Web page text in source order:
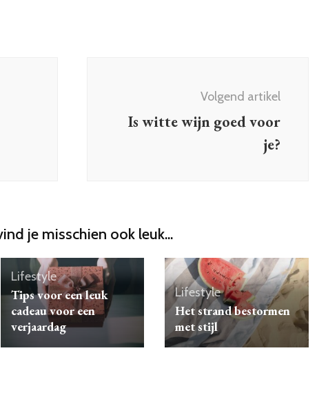
Volgend artikel
Is witte wijn goed voor
je?
je misschien ook leuk...
Lifestyle
Tips voor een leuk
cadeau voor een
verjaardag
Lifestyle
Het strand bestormen
met stijl